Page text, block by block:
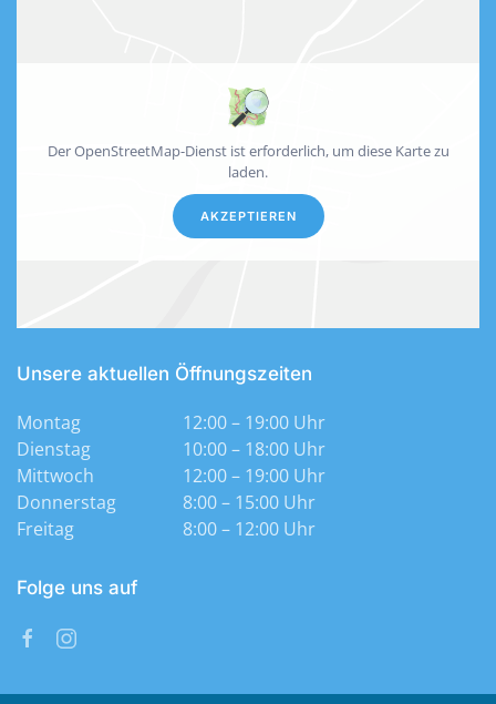
Der OpenStreetMap-Dienst ist erforderlich, um diese Karte zu
laden.
AKZEPTIEREN
Unsere aktuellen Öffnungszeiten
Montag
12:00 – 19:00 Uhr
Dienstag
10:00 – 18:00 Uhr
Mittwoch
12:00 – 19:00 Uhr
Donnerstag
8:00 – 15:00 Uhr
Freitag
8:00 – 12:00 Uhr
Folge uns auf